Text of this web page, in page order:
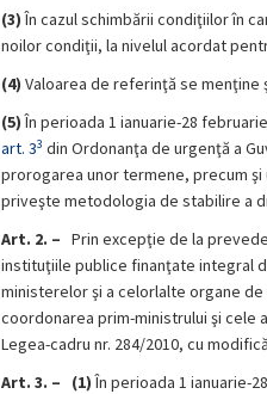
(3)În cazul schimbării condiţiilor în
noilor condiţii, la nivelul acordat
(4) Valoarea de referinţă se menţine
(5)În perioada 1 ianuarie-28
art. 33 din Ordonanţa de urgenţă a
prorogarea unor termene, precum
priveşte metodologia de stabilire a
Art. 2. – Prin excepţie de la
instituţiile publice finanţate integral
ministerelor şi a celorlalte organe
coordonarea prim-ministrului şi
Legea-cadru nr. 284/2010, cu
Art. 3. –
(1)În perioada 1 ianuarie-